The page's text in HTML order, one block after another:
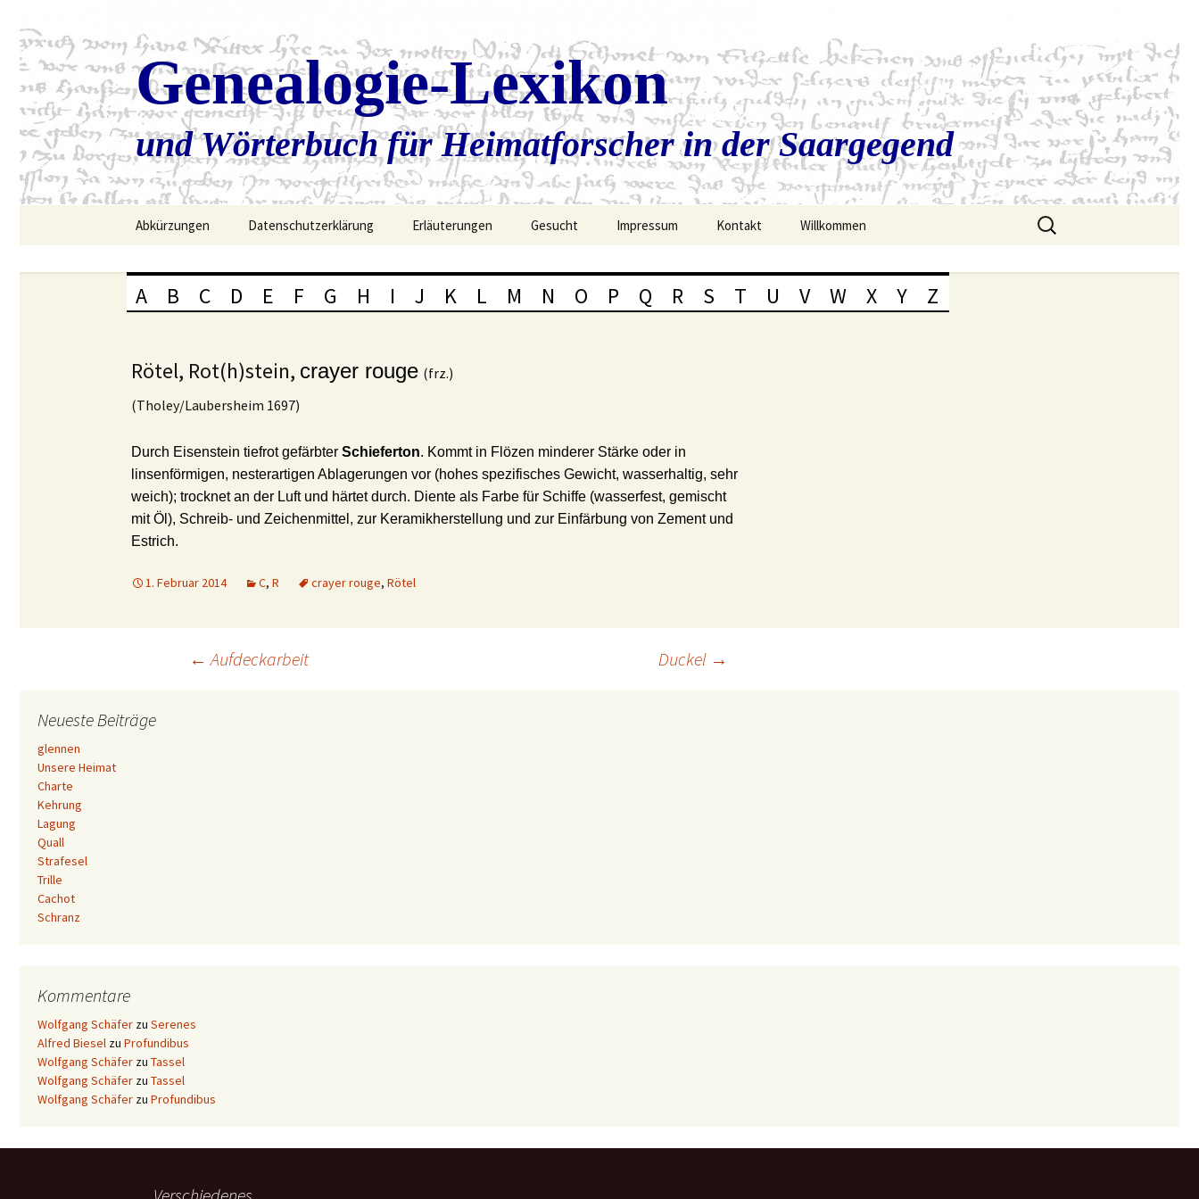
Genealogie-Lexikon
und Wörterbuch für Heimatforscher in der Saargegend
Abkürzungen Datenschutzerklärung Erläuterungen Gesucht Impressum Kontakt Willkommen
Suchen
nach:
A B C D E F G H I J K L M N O P Q R S T U V W X Y Z
Rötel, Rot(h)stein, crayer rouge (frz.)
(Tholey/Laubersheim 1697)
Durch Eisenstein tiefrot gefärbter Schieferton. Kommt in Flözen minderer Stärke oder in
linsenförmigen, nesterartigen Ablagerungen vor (hohes spezifisches Gewicht, wasserhaltig, sehr
weich); trocknet an der Luft und härtet durch. Diente als Farbe für Schiffe (wasserfest, gemischt
mit Öl), Schreib- und Zeichenmittel, zur Keramikherstellung und zur Einfärbung von Zement und
Estrich.
1. Februar 2014 C, R crayer rouge, Rötel
Beitrags-
Navigation
← Aufdeckarbeit Duckel →
Neueste Beiträge
glennen
Unsere Heimat
Charte
Kehrung
Lagung
Quall
Strafesel
Trille
Cachot
Schranz
Kommentare
Wolfgang Schäfer zu Serenes
Alfred Biesel zu Profundibus
Wolfgang Schäfer zu Tassel
Wolfgang Schäfer zu Tassel
Wolfgang Schäfer zu Profundibus